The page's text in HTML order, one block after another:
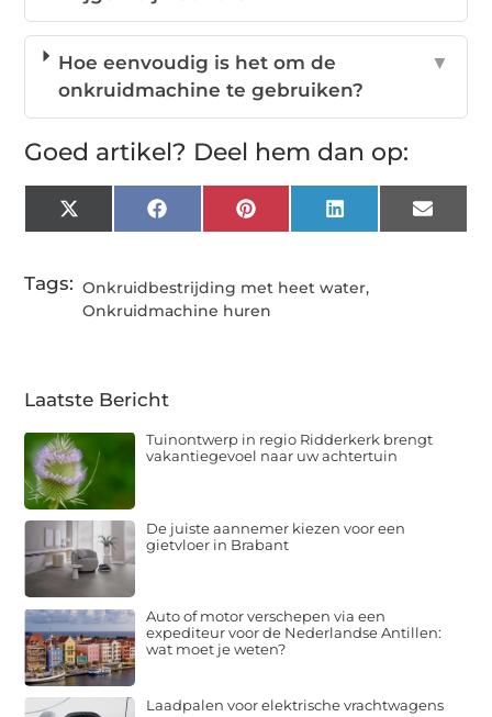
Hoe eenvoudig is het om de
onkruidmachine te gebruiken?
▼
Goed artikel? Deel hem dan op:
X
(Twitter)
FacebookPinterestLinkedInEmail
Tags: Onkruidbestrijding met heet water,
Onkruidmachine huren
Laatste Bericht
Tuinontwerp in regio Ridderkerk brengt
vakantiegevoel naar uw achtertuin
De juiste aannemer kiezen voor een
gietvloer in Brabant
Auto of motor verschepen via een
expediteur voor de Nederlandse Antillen:
wat moet je weten?
Laadpalen voor elektrische vrachtwagens